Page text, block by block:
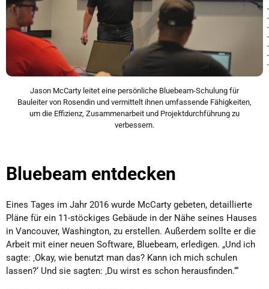
Jason McCarty leitet eine persönliche Bluebeam-Schulung für
Bauleiter von Rosendin und vermittelt ihnen umfassende Fähigkeiten,
um die Effizienz, Zusammenarbeit und Projektdurchführung zu
verbessern.
Bluebeam entdecken
Eines Tages im Jahr 2016 wurde McCarty gebeten, detaillierte
Pläne für ein 11-stöckiges Gebäude in der Nähe seines Hauses
in Vancouver, Washington, zu erstellen. Außerdem sollte er die
Arbeit mit einer neuen Software, Bluebeam, erledigen. „Und ich
sagte: ‚Okay, wie benutzt man das? Kann ich mich schulen
lassen?‘ Und sie sagten: ‚Du wirst es schon herausfinden.‘“